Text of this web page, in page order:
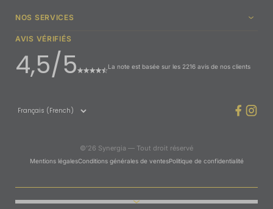
NOS SERVICES
AVIS VÉRIFIÉS
4,5/5 La note est basée sur les 2216 avis de nos clients
©’26 Synergia — Tout droit réservé
Mentions légalesConditions générales de ventesPolitique de confidentialité